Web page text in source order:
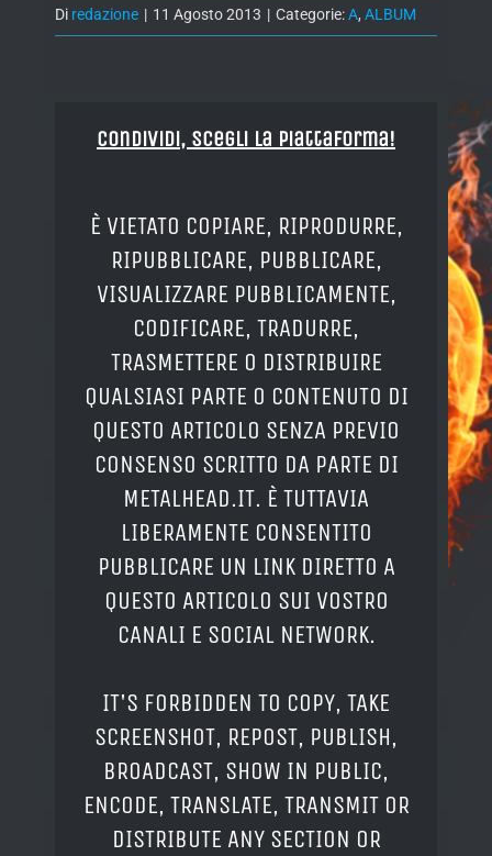
Di redazione | 11 Agosto 2013 | Categorie:A, ALBUM
Condividi, Scegli la piattaforma!
È VIETATO COPIARE, RIPRODURRE,
RIPUBBLICARE, PUBBLICARE,
VISUALIZZARE PUBBLICAMENTE,
CODIFICARE, TRADURRE,
TRASMETTERE O DISTRIBUIRE
QUALSIASI PARTE O CONTENUTO DI
QUESTO ARTICOLO SENZA PREVIO
CONSENSO SCRITTO DA PARTE DI
METALHEAD.IT. È TUTTAVIA
LIBERAMENTE CONSENTITO
PUBBLICARE UN LINK DIRETTO A
QUESTO ARTICOLO SUI VOSTRO
CANALI E SOCIAL NETWORK.
IT'S FORBIDDEN TO COPY, TAKE
SCREENSHOT, REPOST, PUBLISH,
BROADCAST, SHOW IN PUBLIC,
ENCODE, TRANSLATE, TRANSMIT OR
DISTRIBUTE ANY SECTION OR